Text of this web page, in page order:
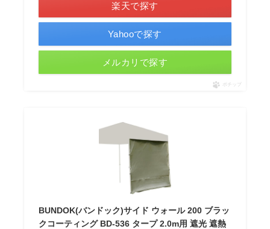
楽天で探す
Yahooで探す
メルカリで探す
ポチップ
BUNDOK(バンドック)サイド ウォール 200 ブラッ
クコーティング BD-536 タープ 2.0m用 遮光 遮熱